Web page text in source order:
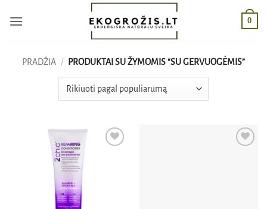
0
PRADŽIA / PRODUKTAI SU ŽYMOMIS “SU GERVUOGĖMIS”